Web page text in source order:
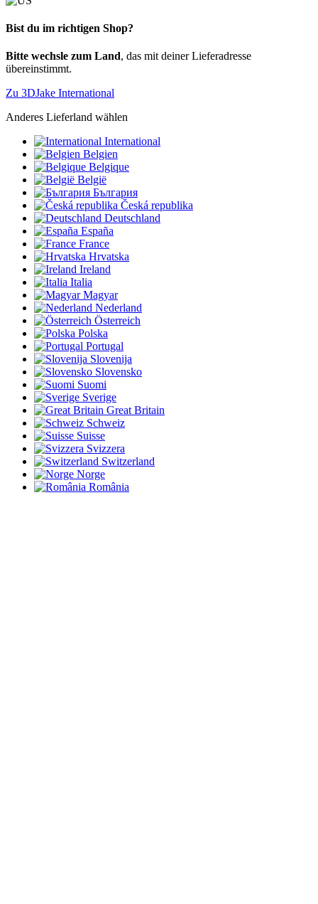
Bist du im richtigen Shop?
Bitte wechsle zum Land, das mit deiner Lieferadresse
übereinstimmt.
Zu 3DJake International
Anderes Lieferland wählen
International
Belgien
Belgique
België
България
Česká republika
Deutschland
España
France
Hrvatska
Ireland
Italia
Magyar
Nederland
Österreich
Polska
Portugal
Slovenija
Slovensko
Suomi
Sverige
Great Britain
Schweiz
Suisse
Svizzera
Switzerland
Norge
România